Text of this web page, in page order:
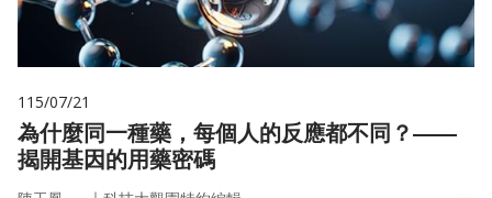
115/07/21
為什麼同一種藥，每個人的反應都不同？——
揭開基因的用藥密碼